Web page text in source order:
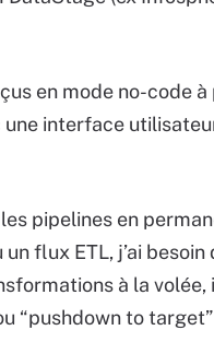
en mode no-code à
interface
pipelines en
flux ETL, j’ai
à la
“pushdown to target”